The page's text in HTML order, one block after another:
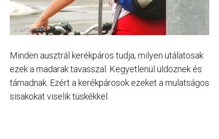
Minden ausztrál kerékpáros tudja, milyen utálatosak
ezek a madarak tavasszal. Kegyetlenül üldöznek és
támadnak. Ezért a kerékpárosok ezeket a mulatságos
sisakokat viselik tüskékkel.